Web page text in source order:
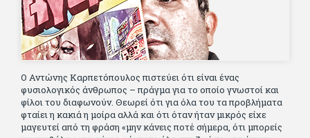
Ο Αντώνης Καρπετόπουλος πιστεύει ότι είναι ένας
φυσιολογικός άνθρωπος – πράγμα για το οποίο γνωστοί και
φίλοι του διαφωνούν. Θεωρεί ότι για όλα του τα προβλήματα
φταίει η κακιά η μοίρα αλλά και ότι όταν ήταν μικρός είχε
μαγευτεί από τη φράση «μην κάνεις ποτέ σήμερα, ότι μπορείς